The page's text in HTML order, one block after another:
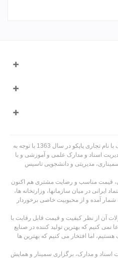
شرکت تولیدی و صنعتی پارسا پلاستیک با نام تجاری پاپکو در سال 1363 با توجه به
اسناد و مدارک علمی و آموزشی و با
سمیناری، مدیریتی و دانشجویی تاسیس
قیمت مناسب و رضایت مشتری هم اکنون
ایرانی در میان سازمانها، وزارتخانه ها،
آمده و از محبوبیت خاصی برخوردار
آن از نظر کیفیت و قیمت قابل رقابت با
کنیم که بهترین تولید کننده در صنایع
اما افتخار می کنیم که بهترین ها
و مدارک، برگزاری سمینار و همایش